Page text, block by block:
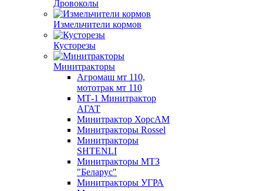
Дровоколы
Измельчители кормов
Кусторезы
Минитракторы
Агромаш мт 110,
мототрак мт 110
МТ-1 Минитрактор
АГАТ
Минитрактор ХорсАМ
Минитракторы Rossel
Минитракторы
SHTENLI
Минитракторы МТЗ
"Беларус"
Минитракторы УГРА